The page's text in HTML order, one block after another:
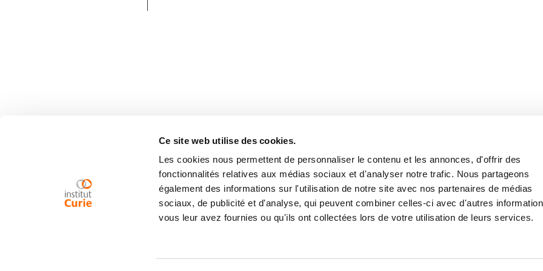
Ce site web utilise des cookies.
Les cookies nous permettent de personnaliser le contenu et les annonces, d'offrir des
fonctionnalités relatives aux médias sociaux et d'analyser notre trafic. Nous partageons
également des informations sur l'utilisation de notre site avec nos partenaires de médias
sociaux, de publicité et d'analyse, qui peuvent combiner celles-ci avec d'autres
vous leur avez fournies ou qu'ils ont collectées lors de votre utilisation de leurs services.
Mentions légales